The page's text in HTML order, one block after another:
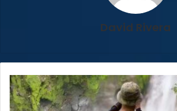
David Rivera
Visitas
turísticas
a